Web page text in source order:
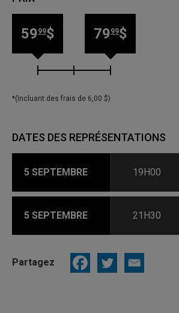
Partagez
5999$ 7999$
*(Incluant des frais de 6,00 $)
DATES DES REPRÉSENTATIONS
5 SEPTEMBRE 19H00
5 SEPTEMBRE 21H30